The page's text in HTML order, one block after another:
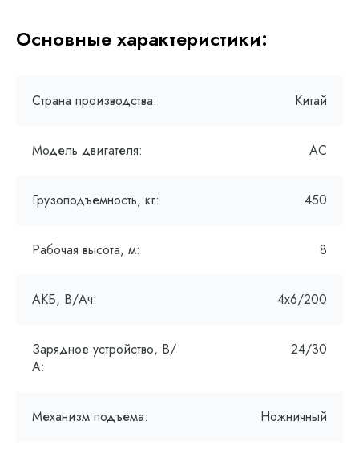
Основные характеристики:
Страна производства: Китай
Модель двигателя: AC
Грузоподъемность, кг: 450
Рабочая высота, м: 8
АКБ, В/Ач: 4х6/200
Зарядное устройство, В/
А:
24/30
Механизм подъема: Ножничный